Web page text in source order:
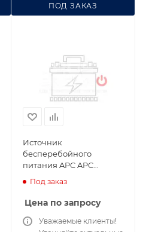
ПОД ЗАКАЗ
Источник
бесперебойного
питания APC APC
P1 для сервера и сетей
Под заказ
Цена по запросу
Уважаемые клиенты!